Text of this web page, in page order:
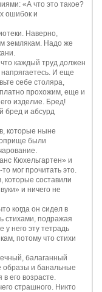
«А что это такое?
ошибок и
Наверно,
землякам. Надо же
каждый труд должен
И еще
себе столяра,
прохожим, еще и
изделие. Бред!
бред и абсурд
которые ныне
были
Кюхельгартен» и
мог прочитать это.
которые составили
и ничего не
когда он сидел в
стихами, подражая
у него эту тетрадь
потому что стихи
балаганный
образы и банальные
его возрасте.
страшного. Никто